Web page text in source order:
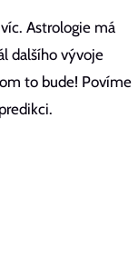
Astrologie má
dalšího vývoje
to bude! Povíme